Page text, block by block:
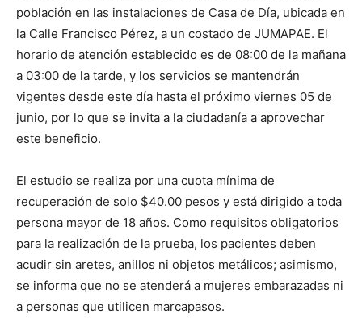
población en las instalaciones de Casa de Día, ubicada en
la Calle Francisco Pérez, a un costado de JUMAPAE. El
horario de atención establecido es de 08:00 de la mañana
a 03:00 de la tarde, y los servicios se mantendrán
vigentes desde este día hasta el próximo viernes 05 de
junio, por lo que se invita a la ciudadanía a aprovechar
este beneficio.
El estudio se realiza por una cuota mínima de
recuperación de solo $40.00 pesos y está dirigido a toda
persona mayor de 18 años. Como requisitos obligatorios
para la realización de la prueba, los pacientes deben
acudir sin aretes, anillos ni objetos metálicos; asimismo,
se informa que no se atenderá a mujeres embarazadas ni
a personas que utilicen marcapasos.